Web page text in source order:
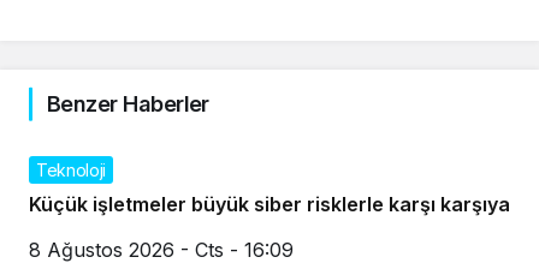
Benzer Haberler
Teknoloji
Küçük işletmeler büyük siber risklerle karşı karşıya
8 Ağustos 2026 - Cts - 16:09